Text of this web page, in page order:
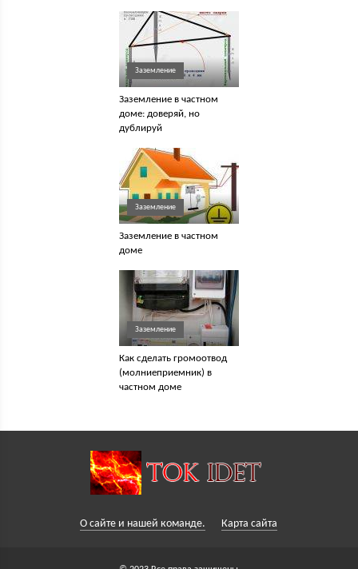
Заземление
Заземление в частном
доме: доверяй, но
дублируй
Заземление
Заземление в частном
доме
Заземление
Как сделать громоотвод
(молниеприемник) в
частном доме
О сайте и нашей команде. Карта сайта